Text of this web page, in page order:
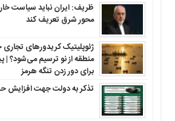
ظریف: ایران نباید سیاست
محور شرق تعریف کند
ژئوپلیتیک کریدورهای تجاری
منطقه‌ از نو ترسیم می‌شود؟ |
برای دور زدن تنگه هرمز
تذکر به دولت جهت افزایش